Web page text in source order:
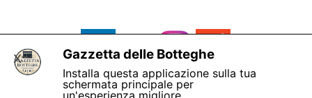
Gazzetta delle Botteghe
Installa questa applicazione sulla tua
schermata principale per
un'esperienza migliore
X